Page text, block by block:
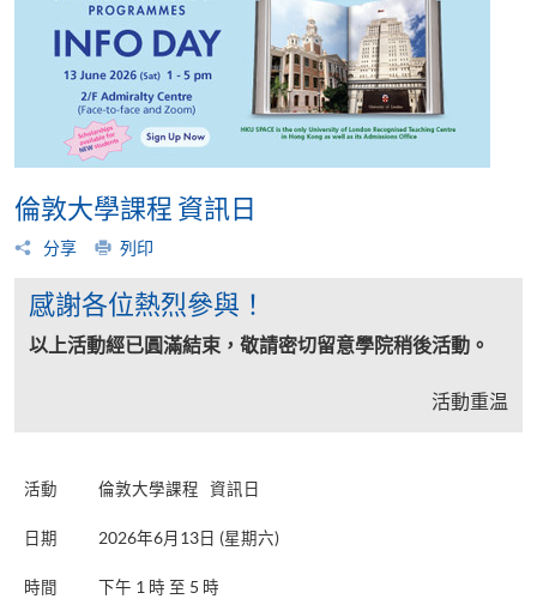
倫敦大學課程 資訊日
分享 列印
感謝各位熱烈參與！
以上活動經已圓滿結束，敬請密切留意學院稍後活動。
活動重温
活動 倫敦大學課程 資訊日
日期 2026年6月13日 (星期六)
時間 下午 1 時 至 5 時